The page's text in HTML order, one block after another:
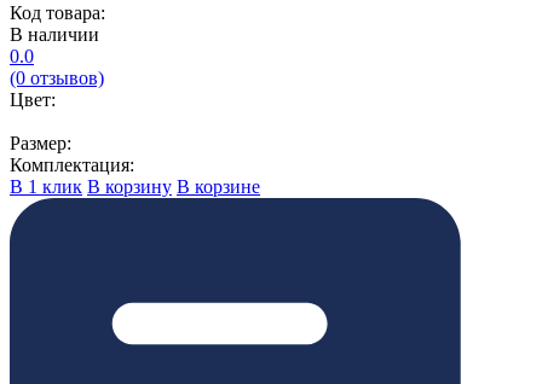
Код товара:
В наличии
0.0
(0 отзывов)
Цвет:
Размер:
Комплектация:
В 1 клик В корзину В корзине